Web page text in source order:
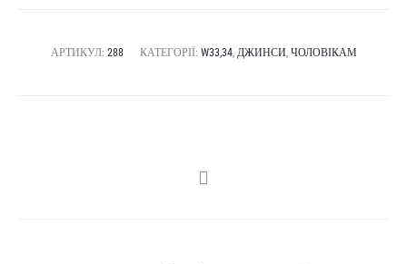
АРТИКУЛ: 288 КАТЕГОРІЇ: W33,34, ДЖИНСИ, ЧОЛОВІКАМ
SHARE